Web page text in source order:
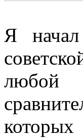
Я
любой